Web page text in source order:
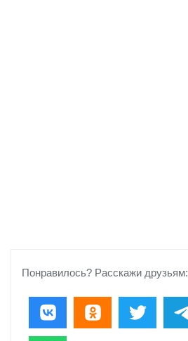
Понравилось? Расскажи друзьям: